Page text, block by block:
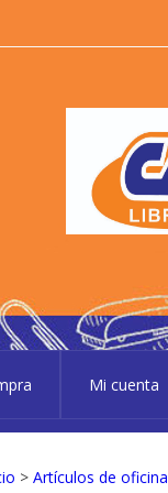
Mi cuenta
> Artículos de oficina